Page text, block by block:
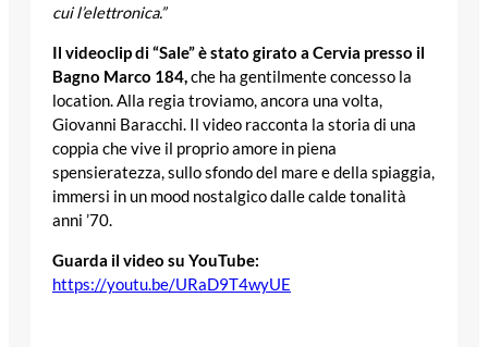
cui l’elettronica.”
Il videoclip di “Sale” è stato girato a Cervia presso il
Bagno Marco 184,che ha gentilmente concesso la
location. Alla regia troviamo, ancora una volta,
Giovanni Baracchi. Il video racconta la storia di una
coppia che vive il proprio amore in piena
spensieratezza, sullo sfondo del mare e della spiaggia,
immersi in un mood nostalgico dalle calde tonalità
anni ’70.
Guarda il video su YouTube:
https://youtu.be/URaD9T4wyUE